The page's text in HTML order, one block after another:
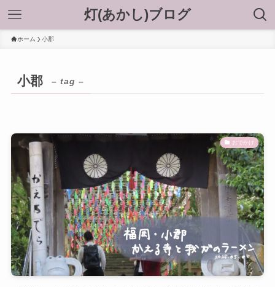
灯(あかし)ブログ
ホーム 小郡
小郡 – tag –
おでかけ